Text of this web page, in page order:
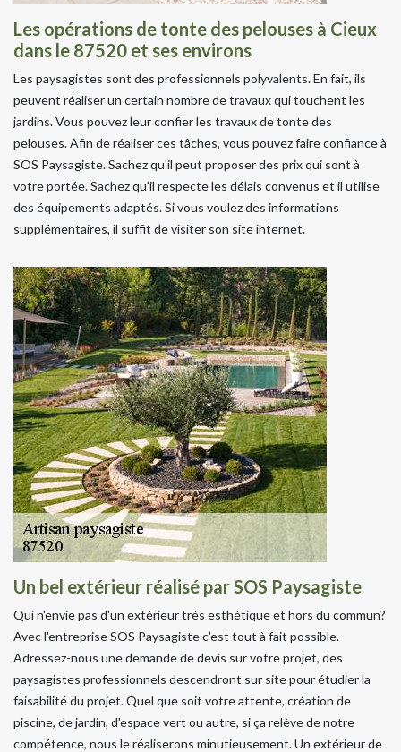
Les opérations de tonte des pelouses à Cieux
dans le 87520 et ses environs
Les paysagistes sont des professionnels polyvalents. En fait, ils
peuvent réaliser un certain nombre de travaux qui touchent les
jardins. Vous pouvez leur confier les travaux de tonte des
pelouses. Afin de réaliser ces tâches, vous pouvez faire confiance à
SOS Paysagiste. Sachez qu'il peut proposer des prix qui sont à
votre portée. Sachez qu'il respecte les délais convenus et il utilise
des équipements adaptés. Si vous voulez des informations
supplémentaires, il suffit de visiter son site internet.
Un bel extérieur réalisé par SOS Paysagiste
Qui n'envie pas d'un extérieur très esthétique et hors du commun?
Avec l'entreprise SOS Paysagiste c'est tout à fait possible.
Adressez-nous une demande de devis sur votre projet, des
paysagistes professionnels descendront sur site pour étudier la
faisabilité du projet. Quel que soit votre attente, création de
piscine, de jardin, d'espace vert ou autre, si ça relève de notre
compétence, nous le réaliserons minutieusement. Un extérieur de